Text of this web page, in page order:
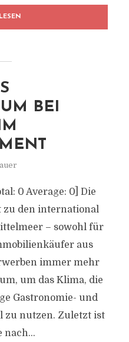
BEI
0 Average: 0] Die
zu den international
– sowohl für
aus
immer mehr
um das Klima, die
Gastronomie- und
zu nutzen. Zuletzt ist
nach...